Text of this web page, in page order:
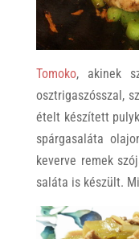
Tomoko, akinek
osztrigaszósszal,
ételt készített
spárgasaláta
keverve remek
saláta is készült.